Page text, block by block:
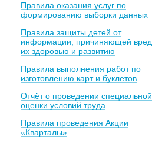
Правила оказания услуг по
формированию выборки данных
Правила защиты детей от
информации, причиняющей вред
их здоровью и развитию
Правила выполнения работ по
изготовлению карт и буклетов
Отчёт о проведении специальной
оценки условий труда
Правила проведения Акции
«Кварталы»